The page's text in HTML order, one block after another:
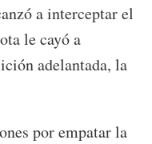
a interceptar el
le cayó a
adelantada, la
por empatar la